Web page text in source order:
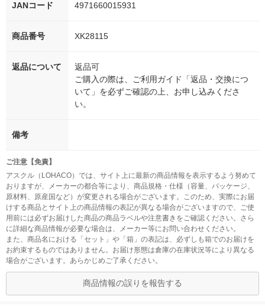
JANコード 4971660015931
商品番号 XK28115
返品について
返品可
ご購入の際は、ご利用ガイド「返品・交換につ
いて」を必ずご確認の上、お申し込みくださ
い。
備考
ご注意【免責】
アスクル（LOHACO）では、サイト上に最新の商品情報を表示するよう努めて
おりますが、メーカーの都合等により、商品規格・仕様（容量、パッケージ、
原材料、原産国など）が変更される場合がございます。このため、実際にお届
けする商品とサイト上の商品情報の表記が異なる場合がございますので、ご使
用前には必ずお届けした商品の商品ラベルや注意書きをご確認ください。さら
に詳細な商品情報が必要な場合は、メーカー等にお問い合わせください。
また、商品名における「セット」や「箱」の表記は、必ずしも箱でのお届けを
お約束するものではありません。お届け形態は倉庫の在庫状況等により異なる
場合がございます。あらかじめご了承ください。
商品情報の誤りを報告する